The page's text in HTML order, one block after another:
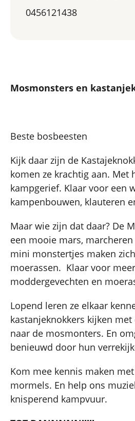
0456121438
Mosmonsters en
Beste bosbeesten
Kijk daar zijn de
komen ze krachtig aan. Met
kampgerief. Klaar voor een
kampenbouwen, klauteren
Maar wie zijn dat daar? De
een mooie mars,
mini monstertjes maken
moerassen. Klaar voor
moddergevechten en
Lopend leren ze elkaar
kastanjeknokkers kijken
naar de mosmonters. En
benieuwd door hun
Kom mee kennis maken
mormels. En help ons
knisperend kampvuur.